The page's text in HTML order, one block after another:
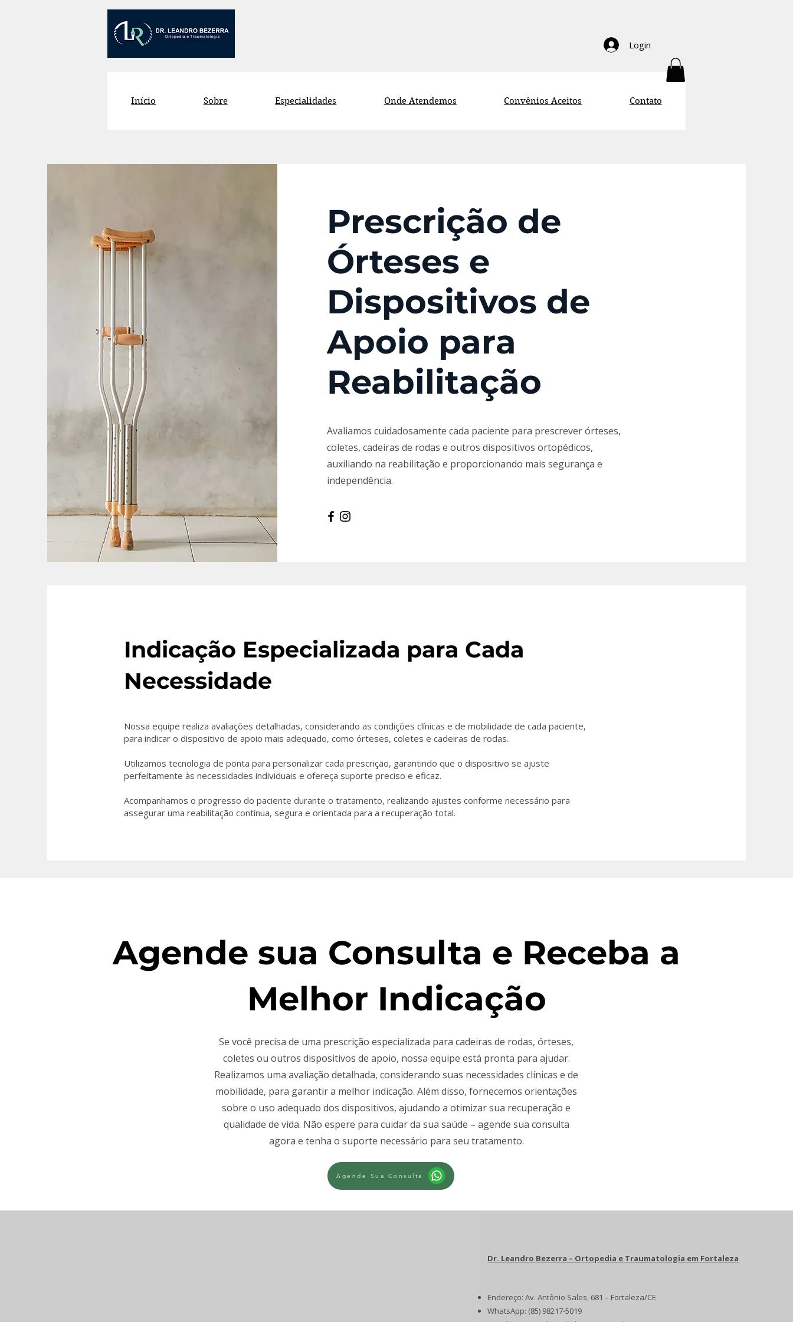
Login
Início Sobre Especialidades Onde Atendemos Convênios Aceitos Contato
Prescrição de
Órteses e
Dispositivos de
Apoio para
Reabilitação
Avaliamos cuidadosamente cada paciente para prescrever órteses,
coletes, cadeiras de rodas e outros dispositivos ortopédicos,
auxiliando na reabilitação e proporcionando mais segurança e
independência.
Indicação Especializada para Cada
Necessidade
Nossa equipe realiza avaliações detalhadas, considerando as condições clínicas e de mobilidade de cada paciente,
para indicar o dispositivo de apoio mais adequado, como órteses, coletes e cadeiras de rodas.
Utilizamos tecnologia de ponta para personalizar cada prescrição, garantindo que o dispositivo se ajuste
perfeitamente às necessidades individuais e ofereça suporte preciso e eficaz.
Acompanhamos o progresso do paciente durante o tratamento, realizando ajustes conforme necessário para
assegurar uma reabilitação contínua, segura e orientada para a recuperação total.
Agende sua Consulta e Receba a
Melhor Indicação
Se você precisa de uma prescrição especializada para cadeiras de rodas, órteses,
coletes ou outros dispositivos de apoio, nossa equipe está pronta para ajudar.
Realizamos uma avaliação detalhada, considerando suas necessidades clínicas e de
mobilidade, para garantir a melhor indicação. Além disso, fornecemos orientações
sobre o uso adequado dos dispositivos, ajudando a otimizar sua recuperação e
qualidade de vida. Não espere para cuidar da sua saúde – agende sua consulta
agora e tenha o suporte necessário para seu tratamento.
Agende Sua Consulta
Dr. Leandro Bezerra – Ortopedia e Traumatologia em Fortaleza
Endereço: Av. Antônio Sales, 681 – Fortaleza/CE
WhatsApp: (85) 98217-5019